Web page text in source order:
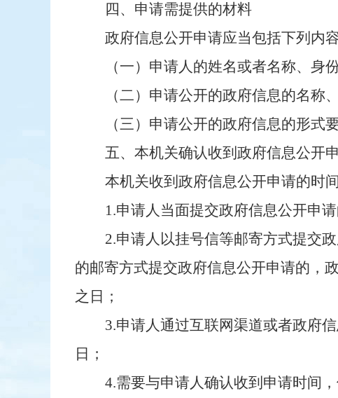
四、申请需提供的材料
政府信息公开申请应当包括下列内容
（一）申请人的姓名或者名称、身
（二）申请公开的政府信息的名称
（三）申请公开的政府信息的形式
五、本机关确认收到政府信息公开
本机关收到政府信息公开申请的时
1.申请人当面提交政府信息公开申
2.申请人以挂号信等邮寄方式提交
的邮寄方式提交政府信息公开申请的，
之日；
3.申请人通过互联网渠道或者政府
日；
4.需要与申请人确认收到申请时间